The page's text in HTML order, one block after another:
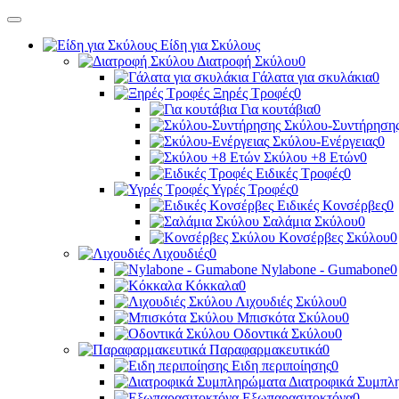
Είδη για Σκύλους
Διατροφή Σκύλου0
Γάλατα για σκυλάκια0
Ξηρές Τροφές0
Για κουτάβια0
Σκύλου-
Σκύλου-Ενέργειας0
Σκύλου +8 Ετών0
Ειδικές Τροφές0
Υγρές Τροφές0
Ειδικές Κονσέρβες0
Σαλάμια Σκύλου0
Κονσέρβες Σκύλου0
Λιχουδιές0
Nylabone - Gumabone0
Κόκκαλα0
Λιχουδιές Σκύλου0
Μπισκότα Σκύλου0
Οδοντικά Σκύλου0
Παραφαρμακευτικά0
Ειδη περιποίησης0
Διατροφικά